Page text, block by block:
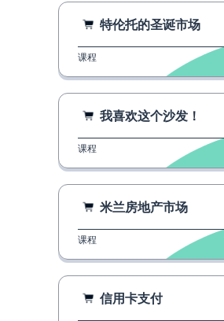
特伦托的圣诞市场
课程
我喜欢这个沙发！
课程
米兰房地产市场
课程
信用卡支付